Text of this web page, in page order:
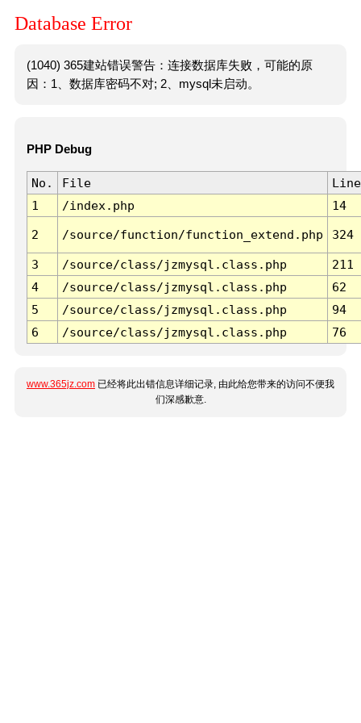
Database Error
(1040) 365建站错误警告：连接数据库失败，可能的原
因：1、数据库密码不对; 2、mysql未启动。
PHP Debug
No. File
Line
1
/index.php 14
2 /source/function/function_extend.php 324
3 /source/class/jzmysql.class.php
211
4
/source/class/jzmysql.class.php
62
5
/source/class/jzmysql.class.php
94
6
/source/class/jzmysql.class.php 76
www.365jz.com 已经将此出错信息详细记录, 由此给您带来的访问不便我
们深感歉意.